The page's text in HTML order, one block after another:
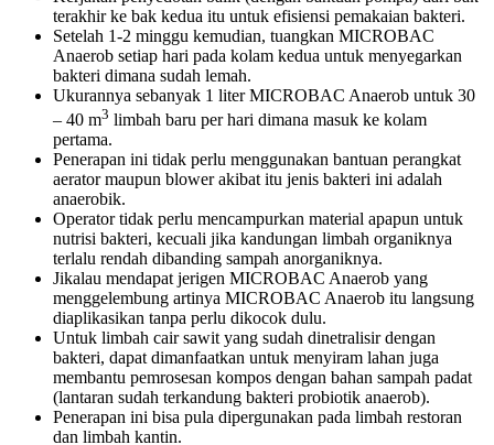
terakhir ke bak kedua itu untuk efisiensi pemakaian bakteri.
Setelah 1-2 minggu kemudian, tuangkan MICROBAC
Anaerob setiap hari pada kolam kedua untuk menyegarkan
bakteri dimana sudah lemah.
Ukurannya sebanyak 1 liter MICROBAC Anaerob untuk 30
– 40 m3 limbah baru per hari dimana masuk ke kolam
pertama.
Penerapan ini tidak perlu menggunakan bantuan perangkat
aerator maupun blower akibat itu jenis bakteri ini adalah
anaerobik.
Operator tidak perlu mencampurkan material apapun untuk
nutrisi bakteri, kecuali jika kandungan limbah organiknya
terlalu rendah dibanding sampah anorganiknya.
Jikalau mendapat jerigen MICROBAC Anaerob yang
menggelembung artinya MICROBAC Anaerob itu langsung
diaplikasikan tanpa perlu dikocok dulu.
Untuk limbah cair sawit yang sudah dinetralisir dengan
bakteri, dapat dimanfaatkan untuk menyiram lahan juga
membantu pemrosesan kompos dengan bahan sampah padat
(lantaran sudah terkandung bakteri probiotik anaerob).
Penerapan ini bisa pula dipergunakan pada limbah restoran
dan limbah kantin.